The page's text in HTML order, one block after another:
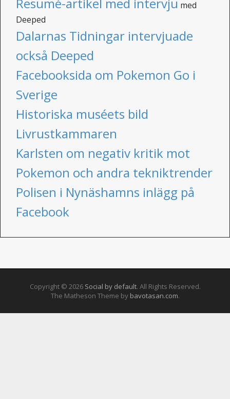
med
Deeped
Dalarnas Tidningar intervjuade
också Deeped
Facebooksida om Pokemon Go i
Sverige
Historiska muséets bild
Livrustkammaren
Karlsten om negativ kritik mot
Pokemon och andra tekniktrender
Polisen i Nynäshamns inlägg på
Facebook
Copyright © 2026 Social by default. All Rights Reserved.
The Matheson Theme by bavotasan.com.